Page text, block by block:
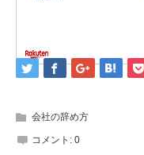
会社の辞め方
コメント: 0